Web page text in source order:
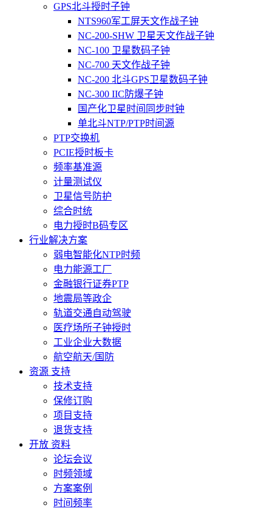
GPS北斗授时子钟
NTS960军工屏天文作战子钟
NC-200-SHW 卫星天文作战子钟
NC-100 卫星数码子钟
NC-700 天文作战子钟
NC-200 北斗GPS卫星数码子钟
NC-300 IIC防爆子钟
国产化卫星时间同步时钟
单北斗NTP/PTP时间源
PTP交换机
PCIE授时板卡
频率基准源
计量测试仪
卫星信号防护
综合时统
电力授时B码专区
行业解决方案
弱电智能化NTP时频
电力能源工厂
金融银行证券PTP
地震局等政企
轨道交通自动驾驶
医疗场所子钟授时
工业企业大数据
航空航天/国防
资源 支持
技术支持
保修订购
项目支持
退货支持
开放 资料
论坛会议
时频领域
方案案例
时间频率